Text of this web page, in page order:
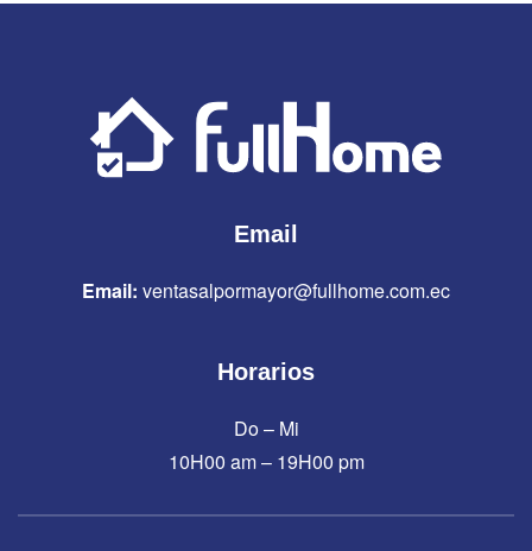
Email
Email: ventasalpormayor@fullhome.com.ec
Horarios
Do – Mi
10H00 am – 19H00 pm